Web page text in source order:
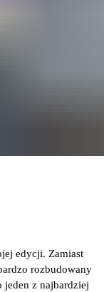
edycji. Zamiast
rozbudowany
jeden z najbardziej